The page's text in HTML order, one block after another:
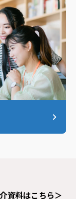
資料はこちら＞